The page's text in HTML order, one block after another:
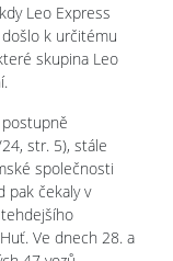
Leo Express
k určitému
skupina Leo
str. 5), stále
společnosti
pak čekaly v
Ve dnech 28. a